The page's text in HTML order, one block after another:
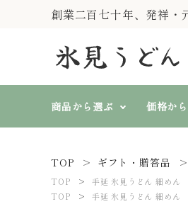
創業二百七十年、発祥・
商品から選ぶ
純手製 氷見糸う
『一糸伝承』
価格か
す
search
TOP ギフト・贈答品
TOP 手延 氷見うどん 細めん
TOP
手延 氷見うどん 細めん